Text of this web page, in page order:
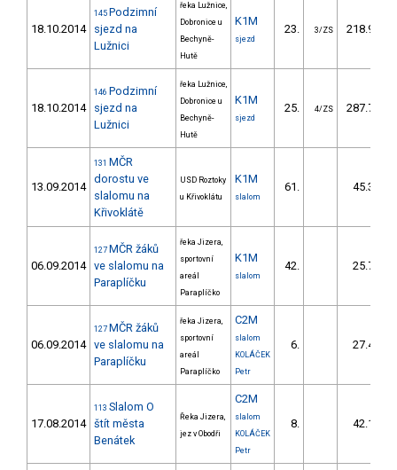
18.10.2014
145 Podzimní
sjezd na
Lužnici
řeka Lužnice,
Dobronice u
Bechyně-
Hutě
K1M
sjezd
23. 3/ZS 218.90
18.10.2014
146 Podzimní
sjezd na
Lužnici
řeka Lužnice,
Dobronice u
Bechyně-
Hutě
K1M
sjezd
25. 4/ZS 287.70
13.09.2014
131 MČR
dorostu ve
slalomu na
Křivoklátě
USD Roztoky
u Křivoklátu
K1M
slalom
61. 45.33
06.09.2014
127 MČR žáků
ve slalomu na
Paraplíčku
řeka Jizera,
sportovní
areál
Paraplíčko
K1M
slalom
42. 25.77
06.09.2014
127 MČR žáků
ve slalomu na
Paraplíčku
řeka Jizera,
sportovní
areál
Paraplíčko
C2M
slalom
KOLÁČEK
Petr
6. 27.42
17.08.2014
113 Slalom O
štít města
Benátek
Řeka Jizera,
jez v Obodři
C2M
slalom
KOLÁČEK
Petr
8. 42.10